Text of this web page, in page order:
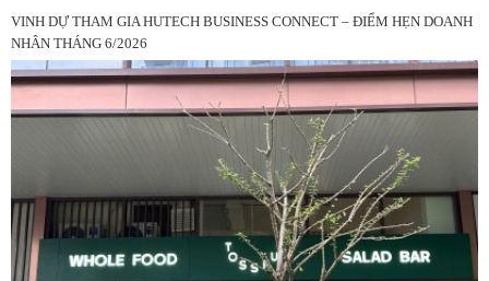
VINH DỰ THAM GIA HUTECH BUSINESS CONNECT – ĐIỂM HẸN DOANH
NHÂN THÁNG 6/2026